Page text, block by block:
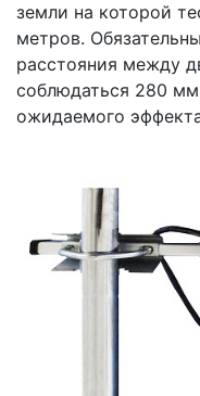
земли на которой
метров.
расстояния между
соблюдаться 280
ожидаемого